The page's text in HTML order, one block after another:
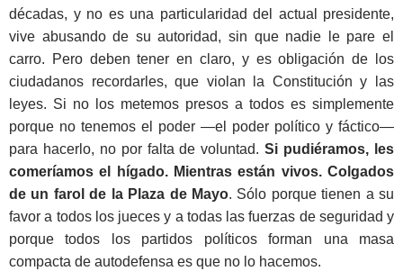
décadas, y no es una particularidad del actual presidente,
vive abusando de su autoridad, sin que nadie le pare el
carro. Pero deben tener en claro, y es obligación de los
ciudadanos recordarles, que violan la Constitución y las
leyes. Si no los metemos presos a todos es simplemente
porque no tenemos el poder —el poder político y fáctico—
para hacerlo, no por falta de voluntad.Si pudiéramos, les
comeríamos el hígado. Mientras están vivos. Colgados
de un farol de la Plaza de Mayo. Sólo porque tienen a su
favor a todos los jueces y a todas las fuerzas de seguridad y
porque todos los partidos políticos forman una masa
compacta de autodefensa es que no lo hacemos.